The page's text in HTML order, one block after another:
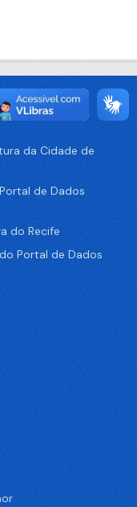
da Cidade de
de Dados
do Recife
Portal de Dados